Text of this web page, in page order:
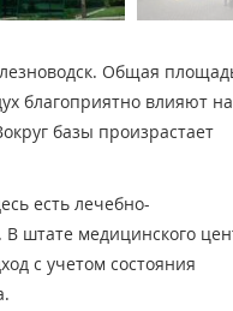
Общая
благоприятно влияют на
базы произрастает
есть лечебно-
штате медицинского
с учетом состояния